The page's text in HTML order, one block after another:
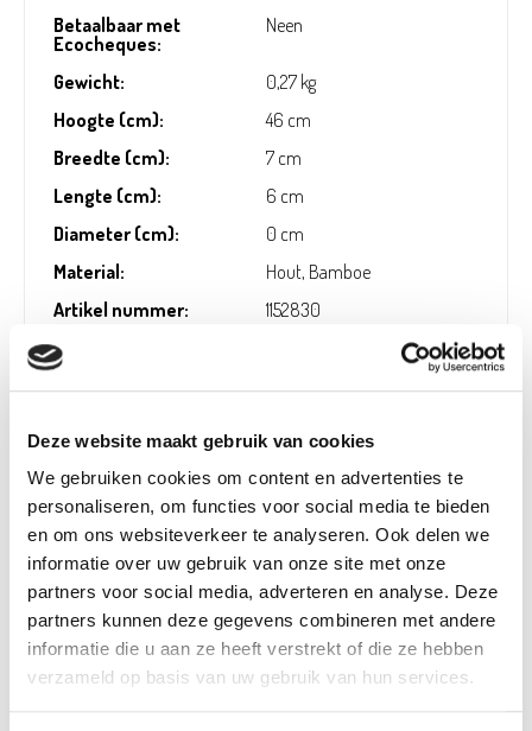
Deze website maakt gebruik van cookies
We gebruiken cookies om content en advertenties te
personaliseren, om functies voor social media te bieden
en om ons websiteverkeer te analyseren. Ook delen we
informatie over uw gebruik van onze site met onze
partners voor social media, adverteren en analyse. Deze
partners kunnen deze gegevens combineren met andere
informatie die u aan ze heeft verstrekt of die ze hebben
verzameld op basis van uw gebruik van hun services.
Betaalbaar met
Ecocheques:
Neen
Gewicht:
0,27 kg
Hoogte (cm):
46 cm
Breedte (cm):
7 cm
Lengte (cm):
6 cm
Diameter (cm):
0 cm
Material:
Hout, Bamboe
Artikel nummer:
1152830
Verantwoordelijk marktdeelnemer in de EU
Bekijk gegevens
Beschikbaar in deze winkels
Doornik
In stock